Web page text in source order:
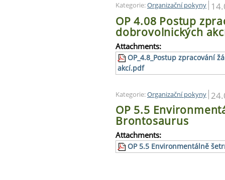
Kategorie:Organizační pokyny
OP 4.08 Postup
dobrovolnických
Attachments:
OP_4.8_Postup zpracování
akcí.pdf
Kategorie:Organizační pokyny
OP 5.5
Brontosaurus
Attachments:
OP 5.5 Environmentálně